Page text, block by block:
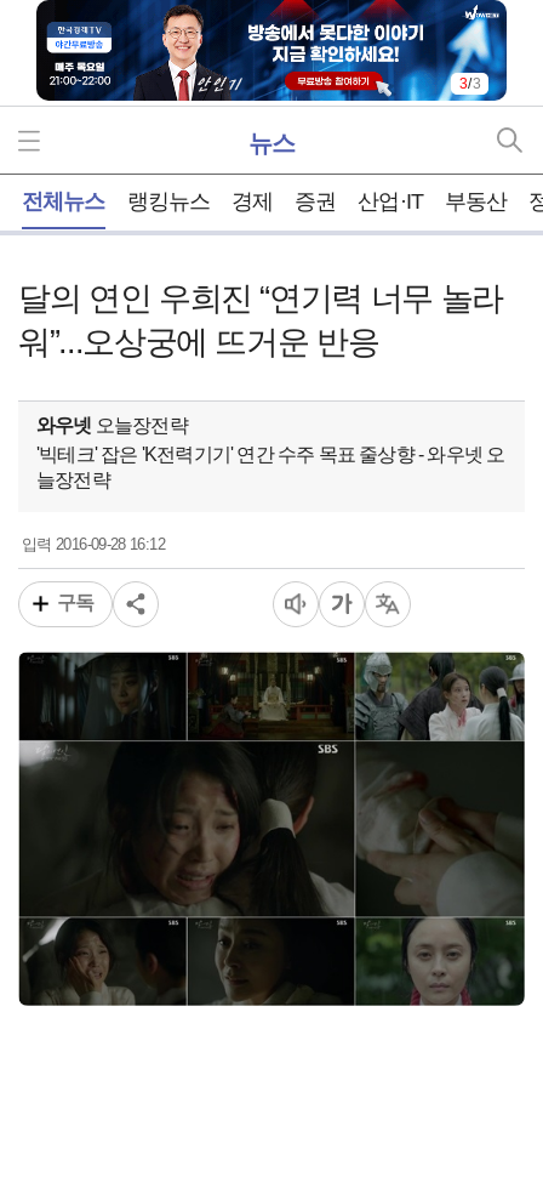
3/3
뉴스
전체뉴스 랭킹뉴스 경제 증권 산업·IT 부동산
달의 연인 우희진 “연기력 너무 놀라
워”...오상궁에 뜨거운 반응
와우넷 오늘장전략
'빅테크' 잡은 'K전력기기' 연간 수주 목표 줄상향 - 와우넷 오
늘장전략
입력 2016-09-28 16:12
구독